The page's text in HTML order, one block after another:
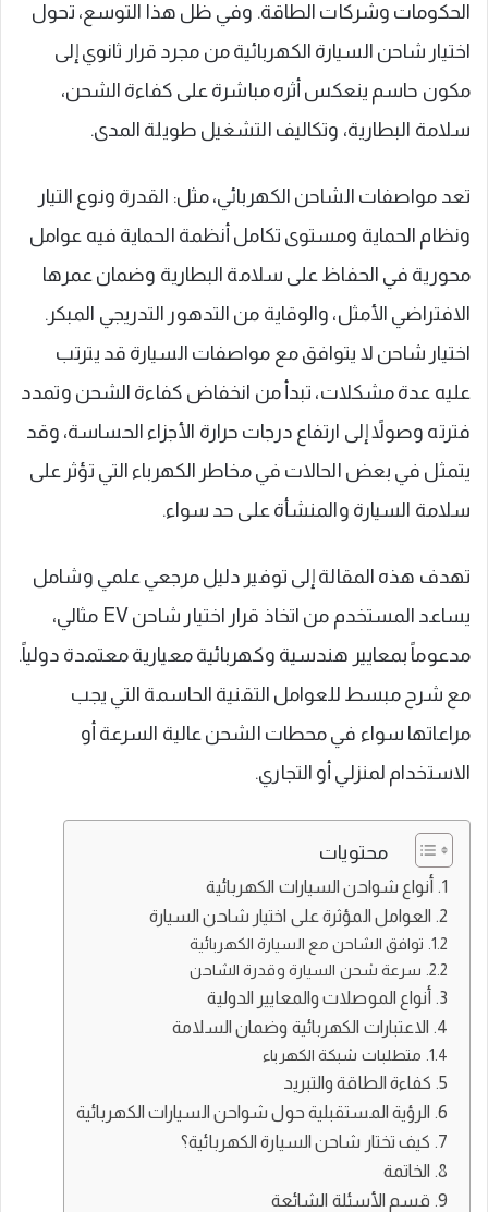
الحكومات وشركات الطاقة. وفي ظل هذا التوسع، تحول
اختيار شاحن السيارة الكهربائية من مجرد قرار ثانوي إلى
مكون حاسم ينعكس أثره مباشرة على كفاءة الشحن،
سلامة البطارية، وتكاليف التشغيل طويلة المدى.
تعد مواصفات الشاحن الكهربائي، مثل: القدرة ونوع التيار
ونظام الحماية ومستوى تكامل أنظمة الحماية فيه عوامل
محورية في الحفاظ على سلامة البطارية وضمان عمرها
الافتراضي الأمثل، والوقاية من التدهور التدريجي المبكر.
اختيار شاحن لا يتوافق مع مواصفات السيارة قد يترتب
عليه عدة مشكلات، تبدأ من انخفاض كفاءة الشحن وتمدد
فترته وصولاً إلى ارتفاع درجات حرارة الأجزاء الحساسة، وقد
يتمثل في بعض الحالات في مخاطر الكهرباء التي تؤثر على
سلامة السيارة والمنشأة على حد سواء.
تهدف هذه المقالة إلى توفير دليل مرجعي علمي وشامل
يساعد المستخدم من اتخاذ قرار اختيار شاحن EV مثالي،
مدعوماً بمعايير هندسية وكهربائية معيارية معتمدة دولياً.
مع شرح مبسط للعوامل التقنية الحاسمة التي يجب
مراعاتها سواء في محطات الشحن عالية السرعة أو
الاستخدام لمنزلي أو التجاري.
محتويات
أنواع شواحن السيارات الكهربائية
العوامل المؤثرة على اختيار شاحن السيارة
توافق الشاحن مع السيارة الكهربائية
سرعة شحن السيارة وقدرة الشاحن
أنواع الموصلات والمعايير الدولية
الاعتبارات الكهربائية وضمان السلامة
متطلبات شبكة الكهرباء
كفاءة الطاقة والتبريد
الرؤية المستقبلية حول شواحن السيارات الكهربائية
كيف تختار شاحن السيارة الكهربائية؟
الخاتمة
قسم الأسئلة الشائعة